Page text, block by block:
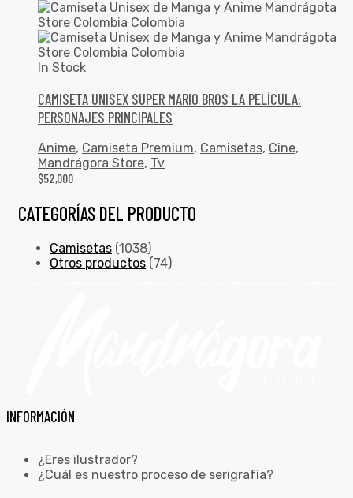
In Stock
CAMISETA UNISEX SUPER MARIO BROS LA PELÍCULA:
PERSONAJES PRINCIPALES
Anime, Camiseta Premium, Camisetas, Cine,
Mandrágora Store, Tv
$52,000
CATEGORÍAS DEL PRODUCTO
Camisetas (1038)
Otros productos (74)
INFORMACIÓN
¿Eres ilustrador?
¿Cuál es nuestro proceso de serigrafía?